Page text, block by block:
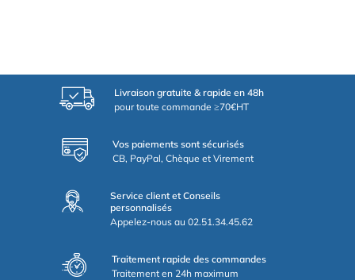
Livraison gratuite & rapide en 48h
pour toute commande ≥70€HT
Vos paiements sont sécurisés
CB, PayPal, Chèque et Virement
Service client et Conseils
personnalisés
Appelez-nous au 02.51.34.45.62
Traitement rapide des commandes
Traitement en 24h maximum